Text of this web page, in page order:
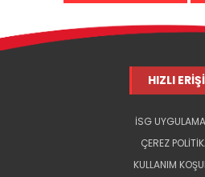
HIZLI
İSG
ÇEREZ
KULLANIM